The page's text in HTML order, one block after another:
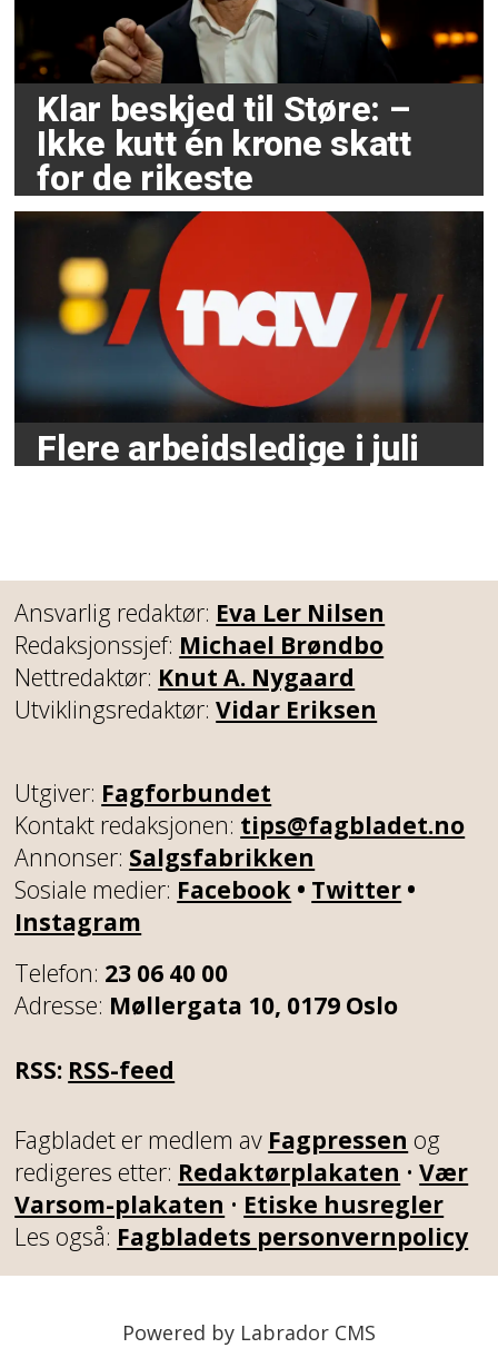
Klar beskjed til Støre: –
Ikke kutt én krone skatt
for de rikeste
Flere arbeidsledige i juli
Ansvarlig redaktør: Eva Ler Nilsen
Redaksjonssjef: Michael Brøndbo
Nettredaktør: Knut A. Nygaard
Utviklingsredaktør:Vidar Eriksen
Utgiver: Fagforbundet
Kontakt redaksjonen: tips@fagbladet.no
Annonser: Salgsfabrikken
Sosiale medier: Facebook • Twitter •
Instagram
Telefon: 23 06 40 00
Adresse: Møllergata 10, 0179 Oslo
RSS: RSS-feed
Fagbladet er medlem av Fagpressen og
redigeres etter: Redaktørplakaten • Vær
Varsom-plakaten • Etiske husregler
Les også: Fagbladets personvernpolicy
Powered by Labrador CMS